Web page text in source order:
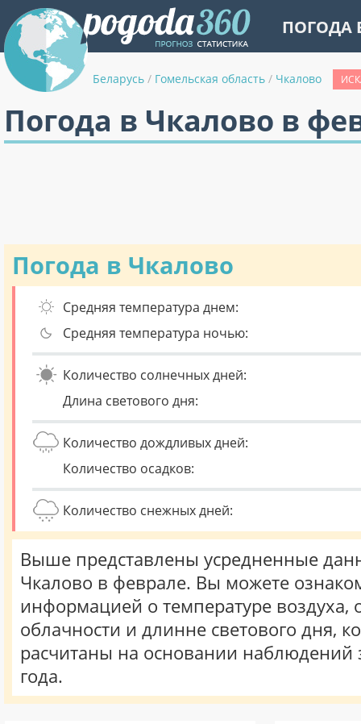
ПОГОДА
Беларусь / Гомельская область / Чкалово
Погода в Чкалово в
Погода в Чкалово
Средняя температура днем:
Средняя температура ночью:
Количество солнечных дней:
Длина светового дня:
Количество дождливых дней:
Количество осадков:
Количество снежных дней:
Выше представлены усредненные
Чкалово в феврале. Вы можете
информацией о температуре воздуха,
облачности и длинне светового дня,
расчитаны на основании наблюдений
года.